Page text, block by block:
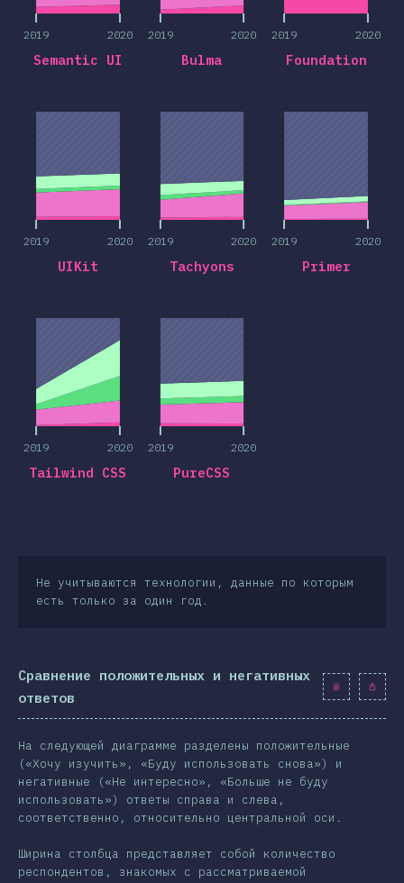
2019 2020
Semantic UI
2019 2020
Bulma
2019 2020
Foundation
2019 2020
UIKit
2019 2020
Tachyons
2019 2020
Primer
2019 2020
Tailwind CSS
2019 2020
PureCSS
Не учитываются технологии, данные по которым
есть только за один год.
Сравнение положительных и негативных
ответов
На следующей диаграмме разделены положительные
(«Хочу изучить», «Буду использовать снова») и
негативные («Не интересно», «Больше не буду
использовать») ответы справа и слева,
соответственно, относительно центральной оси.
Ширина столбца представляет собой количество
респондентов, знакомых с рассматриваемой